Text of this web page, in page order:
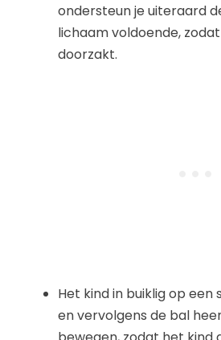
ondersteun je uiteraard
lichaam voldoende,
doorzakt.
Het kind in buiklig op
en vervolgens de bal